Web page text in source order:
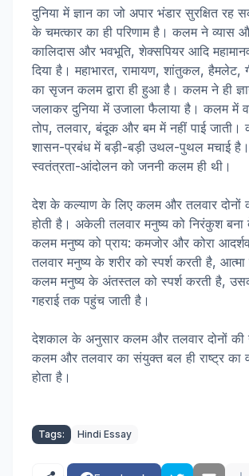
दुनिया में ज्ञान का जो अपार भंडार सुरक्षित
के चमत्कार का ही परिणाम है। कलम ने व्यास
कालिदास और भवभूति, शेक्सपियर आदि
दिया है। महाभारत, रामायण, शांतुकल, हैमलेट,
का सृजन कलम द्वारा ही हुआ है। कलम ने ही
जलाकर दुनिया में उजाला फैलाया है। कलम में
तोप, तलवार, बंदूक और बम में नहीं पाई जाती।
शासन-प्रबंध में बड़ी-बड़ी उथल-पुथल मचाई है।
स्वतंत्रता-आंदोलन को जननी कलम ही थी।
देश के कल्याण के लिए कलम और तलवार दोनों
होती है। अकेली तलवार मनुष्य को निरंकुश
कलम मनुष्य को प्राय: कमजोर और कोरा
तलवार मनुष्य के शरीर को स्पर्श करती है,
कलम मनुष्य के अंतस्तल को स्पर्श करती है,
गहराई तक पहुंच जाती है।
देशकाल के अनुसार कलम और तलवार दोनों की
कलम और तलवार का संयुक्त बल ही राष्ट्र का
होता है।
Tags: Hindi Essay